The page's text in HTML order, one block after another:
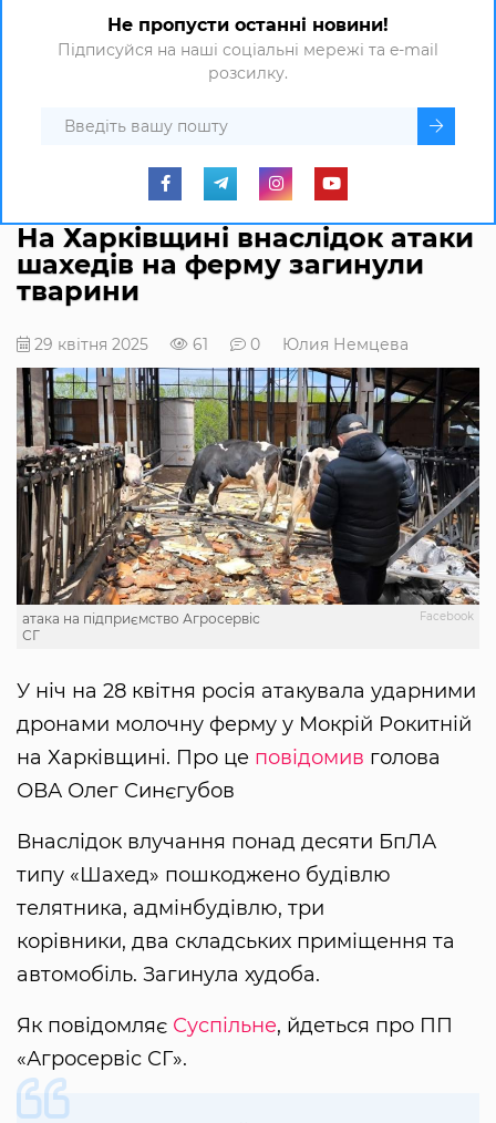
Не пропусти останні новини!
Підписуйся на наші соціальні мережі та e-mail
розсилку.
На Харківщині внаслідок атаки
шахедів на ферму загинули
тварини
29 квітня 2025 61 0 Юлия Немцева
Facebook
атака на підприємство Агросервіс
СГ
У ніч на 28 квітня росія атакувала ударними
дронами молочну ферму у Мокрій Рокитній
на Харківщині. Про це повідомив голова
ОВА Олег Синєгубов
Внаслідок влучання понад десяти БпЛА
типу «Шахед» пошкоджено будівлю
телятника, адмінбудівлю, три
корівники, два складських приміщення та
автомобіль. Загинула худоба.
Як повідомляє Суспільне, йдеться про ПП
«Агросервіс СГ».